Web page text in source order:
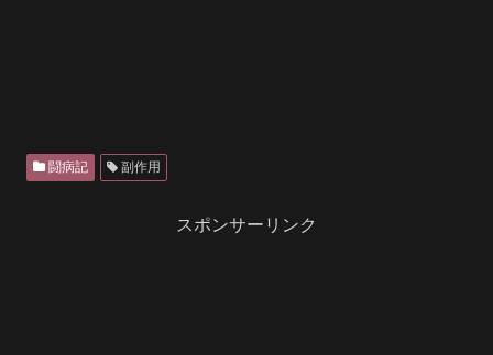
闘病記 副作用
スポンサーリンク